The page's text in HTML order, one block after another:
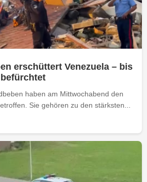
erschüttert Venezuela – bis
befürchtet
haben am Mittwochabend den
Sie gehören zu den stärksten...